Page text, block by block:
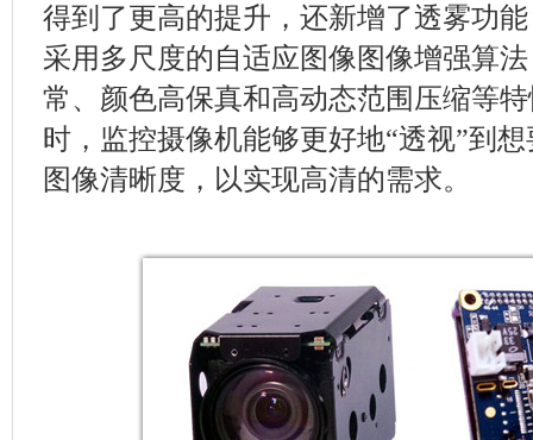
得到了更高的提升，还新增了透雾功
采用多尺度的自适应图像图像增强算
常、颜色高保真和高动态范围压缩等
时，监控摄像机能够更好地“透视”到
图像清晰度，以实现高清的需求。